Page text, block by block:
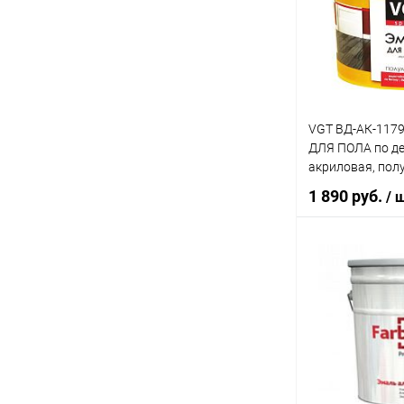
В избранное
VGT ВД-АК-
ДЛЯ ПОЛА по
акриловая,
1 890 руб. /
В
Купить в 1
В избранное